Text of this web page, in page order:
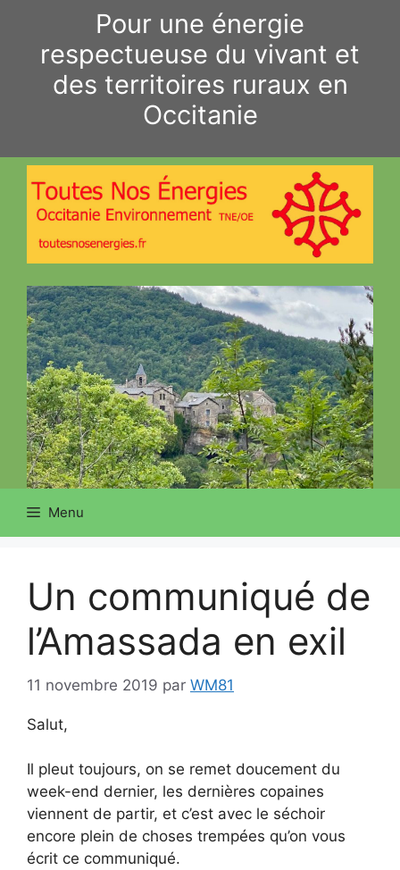
contenu
Pour une énergie
respectueuse du vivant et
des territoires ruraux en
Occitanie
Menu
Un communiqué de
l’Amassada en exil
11 novembre 2019 par WM81
Salut,
Il pleut toujours, on se remet doucement du
week-end dernier, les dernières copaines
viennent de partir, et c’est avec le séchoir
encore plein de choses trempées qu’on vous
écrit ce communiqué.